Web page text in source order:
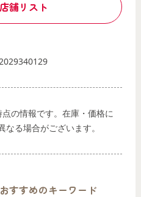
舗リスト
の情報です。在庫・価格に
る場合がございます。
すすめのキーワード